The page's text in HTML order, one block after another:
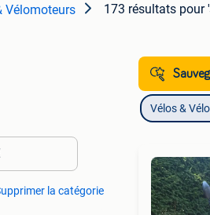
Vélomoteurs 173 résultats pour
la catégorie
Vélos &